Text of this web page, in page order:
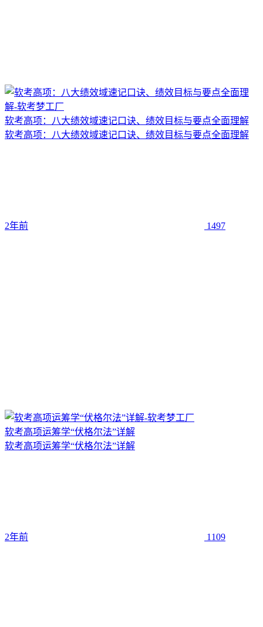
软考高项：八大绩效域速记口诀、绩效目标与要点全面理解
软考高项：八大绩效域速记口诀、绩效目标与要点全面理解
2年前 1497
软考高项运筹学“伏格尔法”详解
软考高项运筹学“伏格尔法”详解
2年前 1109